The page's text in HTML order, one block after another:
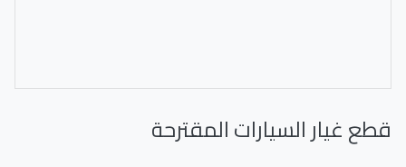
قطع غيار السيارات المقترحة